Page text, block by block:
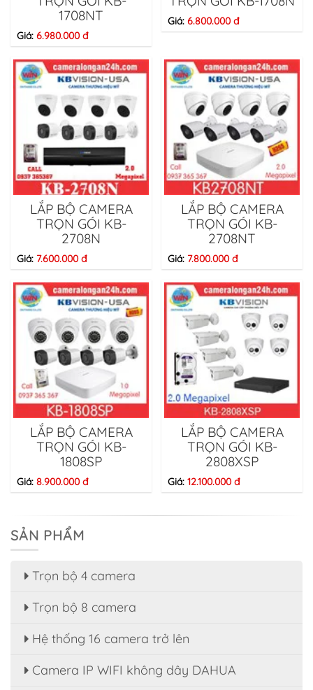
1708NT
Giá: 6.980.000 đ
Giá: 6.800.000 đ
LẮP BỘ CAMERA
TRỌN GÓI KB-
2708N
Giá: 7.600.000 đ
LẮP BỘ CAMERA
TRỌN GÓI KB-
2708NT
Giá: 7.800.000 đ
LẮP BỘ CAMERA
TRỌN GÓI KB-
1808SP
Giá: 8.900.000 đ
LẮP BỘ CAMERA
TRỌN GÓI KB-
2808XSP
Giá: 12.100.000 đ
SẢN PHẨM
Trọn bộ 4 camera
Trọn bộ 8 camera
Hệ thống 16 camera trở lên
Camera IP WIFI không dây DAHUA